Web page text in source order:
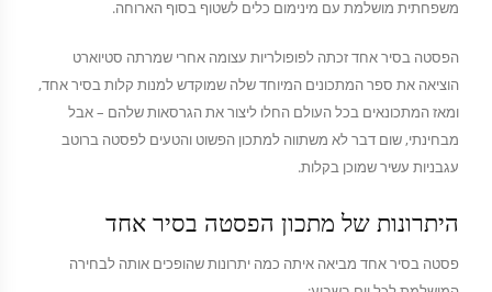
משפחתית מושלמת עם מינימום כלים לשטוף בסוף הארוחה.
הפסטה בסיר אחד זכתה לפופולריות עצומה אחרי שמרתה סטיוארט
הוציאה את ספר המתכונים המיוחד שלה שמוקדש למנות קלות בסיר אחד,
ומאז המתכונאים בכל העולם החלו ליצור את הגרסאות שלהם – אבל
מבחינתי, שום דבר לא משתווה למתכון הפשוט והטעים לפסטה ברוטב
עגבניות עשיר שמוכן בקלות.
היתרונות של מתכון הפסטה בסיר אחד
פסטה בסיר אחד מביאה איתה כמה יתרונות שהופכים אותה לבחירה